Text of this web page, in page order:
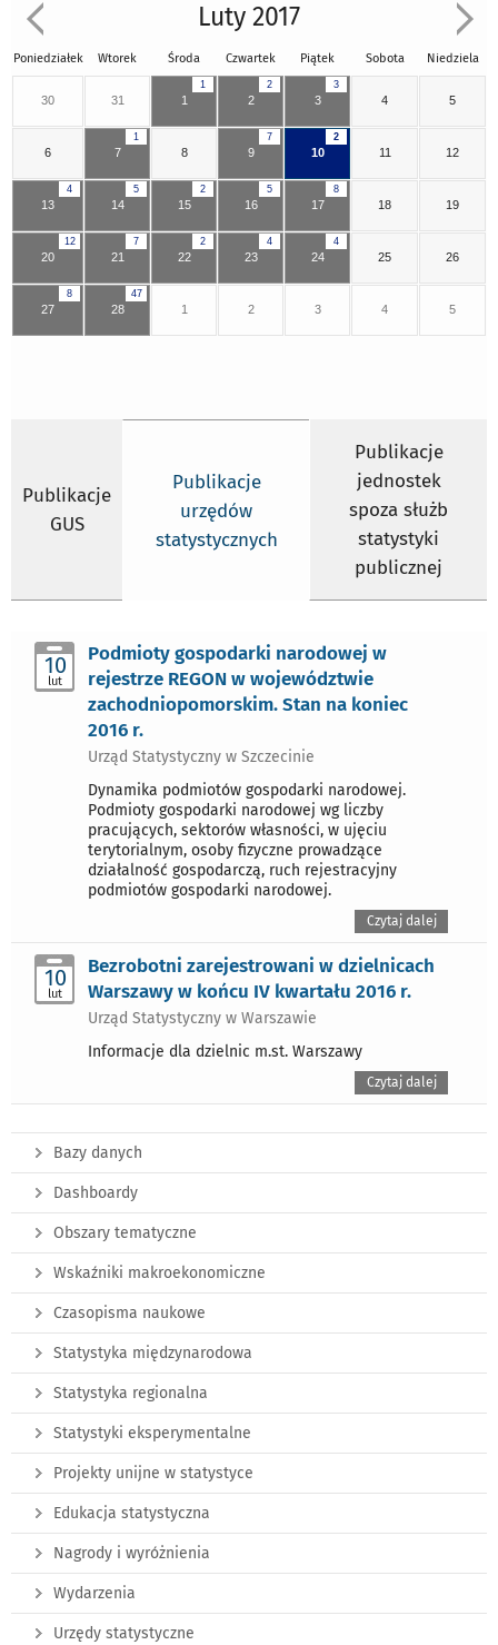
Luty 2017
Poniedziałek Wtorek Środa Czwartek Piątek Sobota Niedziela
30 31
1
1
2
2
3
3 4 5
6
1
7 8
7
9
2
10 11 12
4
13
5
14
2
15
5
16
8
17 18 19
12
20
7
21
2
22
4
23
4
24 25 26
8
27
47
28 1 2 3 4 5
Publikacje
GUS
Publikacje
urzędów
statystycznych
Publikacje
jednostek
spoza służb
statystyki
publicznej
10
lut
Podmioty gospodarki narodowej w
rejestrze REGON w województwie
zachodniopomorskim. Stan na koniec
2016 r.
Urząd Statystyczny w Szczecinie
Dynamika podmiotów gospodarki narodowej.
Podmioty gospodarki narodowej wg liczby
pracujących, sektorów własności, w ujęciu
terytorialnym, osoby fizyczne prowadzące
działalność gospodarczą, ruch rejestracyjny
podmiotów gospodarki narodowej.
Czytaj dalej
10
lut
Bezrobotni zarejestrowani w dzielnicach
Warszawy w końcu IV kwartału 2016 r.
Urząd Statystyczny w Warszawie
Informacje dla dzielnic m.st. Warszawy
Czytaj dalej
Bazy danych
Dashboardy
Obszary tematyczne
Wskaźniki makroekonomiczne
Czasopisma naukowe
Statystyka międzynarodowa
Statystyka regionalna
Statystyki eksperymentalne
Projekty unijne w statystyce
Edukacja statystyczna
Nagrody i wyróżnienia
Wydarzenia
Urzędy statystyczne